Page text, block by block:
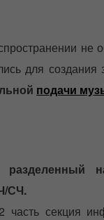
не
для создания
подачи
разделенный
СЧ.
часть секция